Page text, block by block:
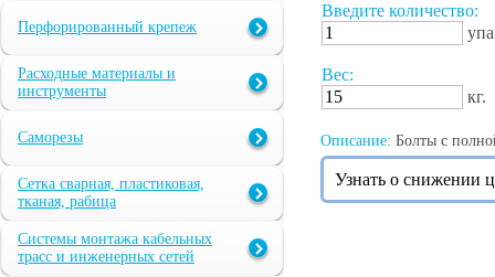
Перфорированный крепеж
Расходные материалы и
инструменты
Саморезы
Сетка сварная, пластиковая,
тканая, рабица
Системы монтажа кабельных
трасс и инженерных сетей
Введите количество:
Вес:
кг.
Описание: Болты с
Узнать о снижении